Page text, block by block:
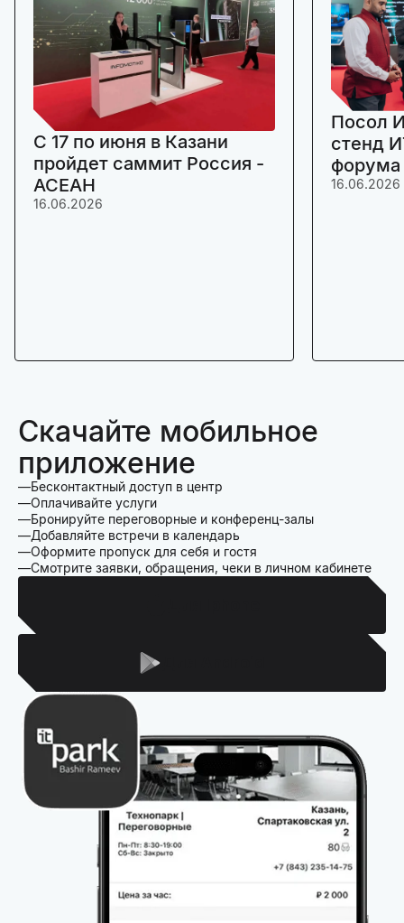
C 17 по июня в Казани
пройдет саммит Россия -
АСЕАН
16.06.2026
Посол
стенд
16.06.2026
Скачайте мобильное
приложение
Бесконтактный доступ в центр
Оплачивайте услуги
Бронируйте переговорные и конференц-залы
Добавляйте встречи в календарь
Оформите пропуск для себя и гостя
Смотрите заявки, обращения, чеки в личном кабинете